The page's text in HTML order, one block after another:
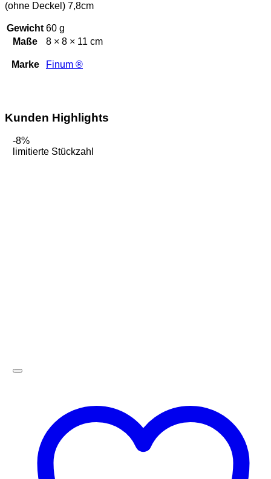
(ohne Deckel) 7,8cm
Gewicht 60 g
Maße
8 × 8 × 11 cm
Marke Finum ®
Kunden Highlights
-8%
limitierte Stückzahl